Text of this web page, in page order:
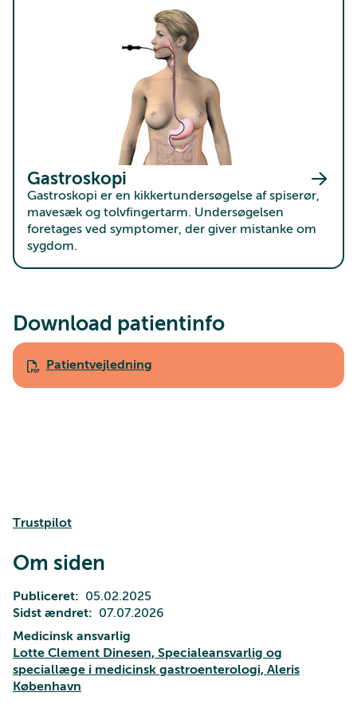
Gastroskopi
Gastroskopi er en kikkertundersøgelse af spiserør,
mavesæk og tolvfingertarm. Undersøgelsen
foretages ved symptomer, der giver mistanke om
sygdom.
Download patientinfo
Patientvejledning
Trustpilot
Om siden
Publiceret
05.02.2025
Sidst ændret
07.07.2026
Medicinsk ansvarlig
Lotte Clement Dinesen, Specialeansvarlig og
speciallæge i medicinsk gastroenterologi, Aleris
København